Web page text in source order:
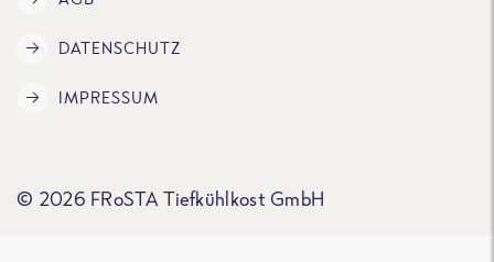
DATENSCHUTZ
IMPRESSUM
© 2026 FRoSTA Tiefkühlkost GmbH